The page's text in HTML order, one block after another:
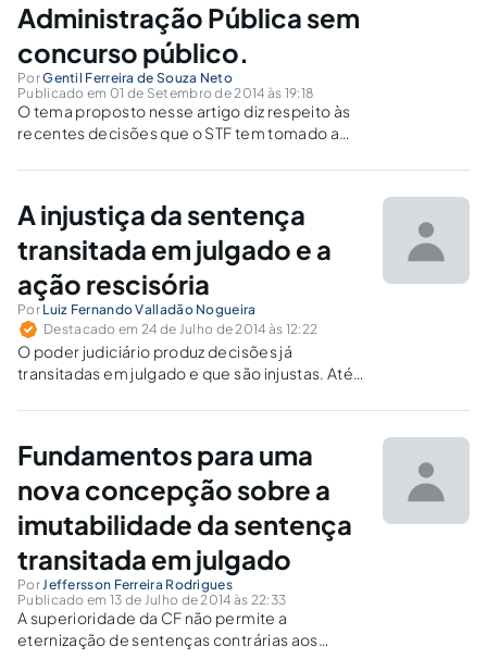
Administração Pública sem
concurso público.
PorGentil Ferreira de Souza Neto
Publicado em 01 de Setembro de 2014 às 19:18
O tema proposto nesse artigo diz respeito às
recentes decisões que o STF tem tomado a
possibilidade da futura ocorrência da coisa
pendência de ADI tratando da mesma
questão.
A injustiça da sentença
transitada em julgado e a
ação rescisória
Por Luiz Fernando Valladão Nogueira
Destacado em 24 de Julho de 2014 às 12:22
O poder judiciário produz decisões já
transitadas em julgado e que são injustas. Até
prevalecer sobre o valor justiça?
Fundamentos para uma
nova concepção sobre a
imutabilidade da sentença
transitada em julgado
PorJeffersson Ferreira Rodrigues
Publicado em 13 de Julho de 2014 às 22:33
A superioridade da CF não permite a
eternização de sentenças contrárias aos